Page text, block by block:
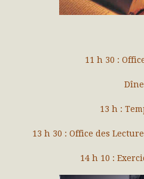
11 h 30 :
13 h :
13 h 30 : Office des
14 h 10 :